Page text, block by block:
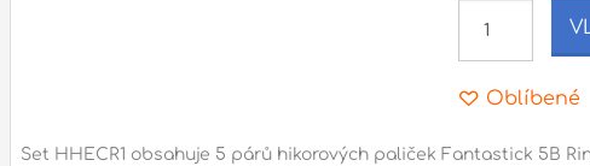
Oblíbené
Set HHECR1 obsahuje 5 párů hikorových paliček Fantastick 5B